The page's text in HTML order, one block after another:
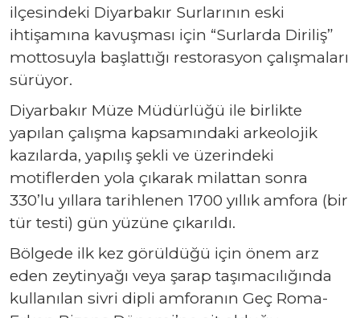
ilçesindeki Diyarbakır Surlarının eski
ihtişamına kavuşması için “Surlarda Diriliş”
mottosuyla başlattığı restorasyon çalışmaları
sürüyor.
Diyarbakır Müze Müdürlüğü ile birlikte
yapılan çalışma kapsamındaki arkeolojik
kazılarda, yapılış şekli ve üzerindeki
motiflerden yola çıkarak milattan sonra
330’lu yıllara tarihlenen 1700 yıllık amfora (bir
tür testi) gün yüzüne çıkarıldı.
Bölgede ilk kez görüldüğü için önem arz
eden zeytinyağı veya şarap taşımacılığında
kullanılan sivri dipli amforanın Geç Roma-